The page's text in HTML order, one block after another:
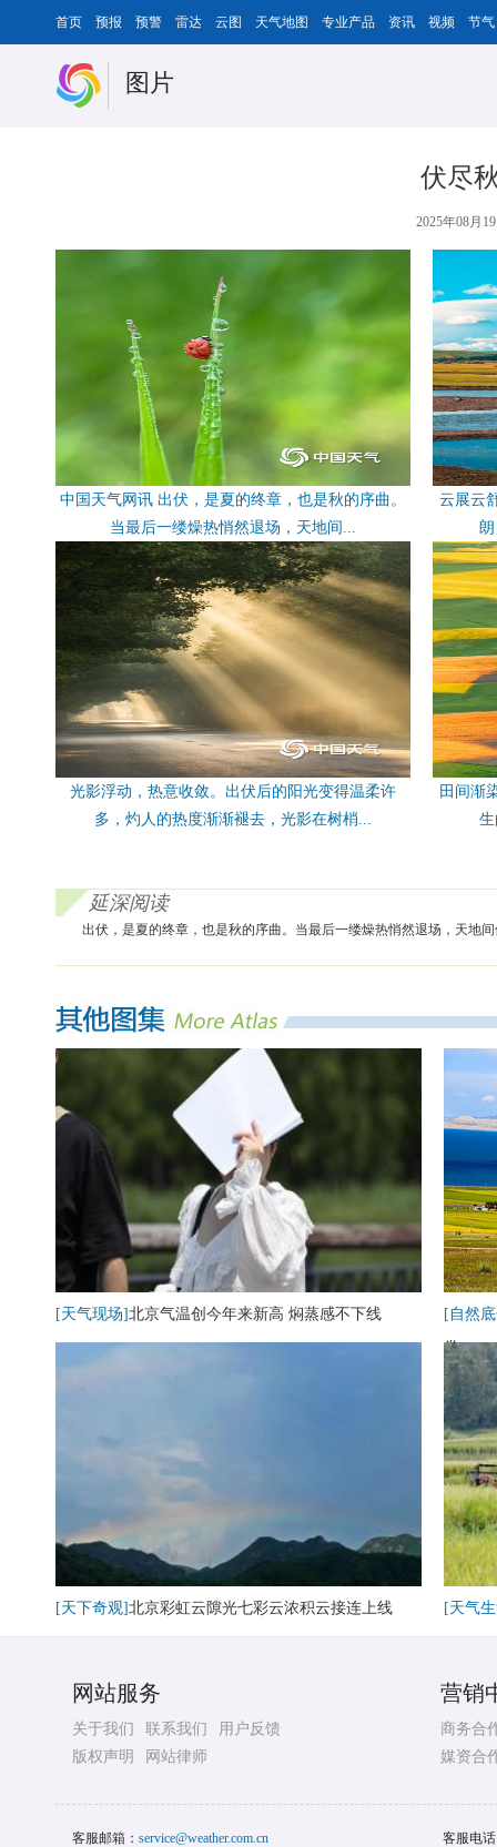
首页 预报 预警 雷达 云图 天气地图 专业产品 资讯 视频 节气
图片
伏尽
2025年08月
中国天气网讯 出伏，是夏的终章，也是秋的序曲。
当最后一缕燥热悄然退场，天地间...
云展云
光影浮动，热意收敛。出伏后的阳光变得温柔许
多，灼人的热度渐渐褪去，光影在树梢...
田间渐
延深阅读
出伏，是夏的终章，也是秋的序曲。当最后一缕燥热悄然退场，天地
[天气现场]北京气温创今年来新高 焖蒸感不下线
[自然
卷
[天下奇观]北京彩虹云隙光七彩云浓积云接连上线 [天气
网站服务
关于我们 联系我们
用户反馈
版权声明
网站律师
营销
商务合
媒资合
客服邮箱： service@weather.com.cn 客服电